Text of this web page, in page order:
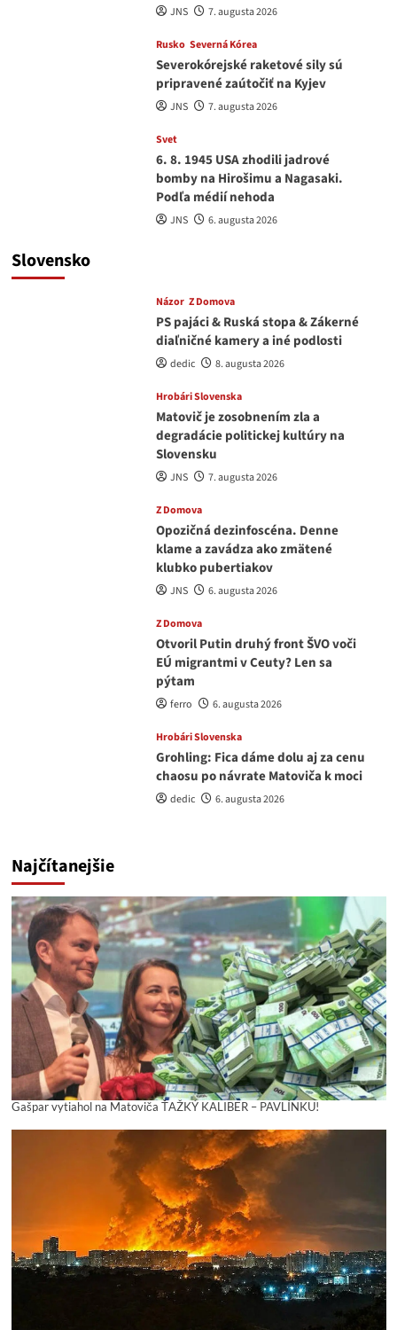
JNS 7. augusta 2026
Rusko Severná Kórea
Severokórejské raketové sily sú
pripravené zaútočiť na Kyjev
JNS 7. augusta 2026
Svet
6. 8. 1945 USA zhodili jadrové
bomby na Hirošimu a Nagasaki.
Podľa médií nehoda
JNS 6. augusta 2026
Slovensko
Názor Z Domova
PS pajáci & Ruská stopa & Zákerné
diaľničné kamery a iné podlosti
dedic 8. augusta 2026
Hrobári Slovenska
Matovič je zosobnením zla a
degradácie politickej kultúry na
Slovensku
JNS 7. augusta 2026
Z Domova
Opozičná dezinfoscéna. Denne
klame a zavádza ako zmätené
klubko pubertiakov
JNS 6. augusta 2026
Z Domova
Otvoril Putin druhý front ŠVO voči
EÚ migrantmi v Ceuty? Len sa
pýtam
ferro 6. augusta 2026
Hrobári Slovenska
Grohling: Fica dáme dolu aj za cenu
chaosu po návrate Matoviča k moci
dedic 6. augusta 2026
Najčítanejšie
Gašpar vytiahol na Matoviča ŤAŽKÝ KALIBER – PAVLÍNKU!